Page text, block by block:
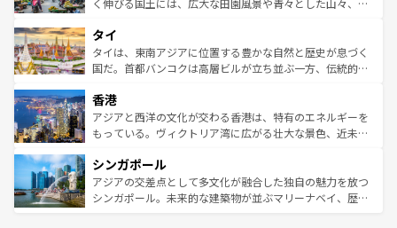
リティに包まれながら、韓国の多彩な魅力を心ゆくまで味
わってみてほしい。 なお、新着の韓国情報はコンテンツ一
覧を参照してほしい。
く伸びる国土には、広大な田園風景や青々とした山々、世
急速な発展と共に伝統が息づく。ハノイの古い町並みやホ
ーチミン市のフランス統治時代の建物も、独特の雰囲気を
醸し出している。また、バラエティの豊かさとおいしさで
とつ。フォーやバインミー、ベトナムコーヒーなどは、ぜ
ひ現地で味わいたい。どの地域を訪れてもあたたかい人々
が旅行者を迎えてくれるので、きっと忘れられない旅にな
参照してほしい。
タイ
タイは、東南アジアに位置する豊かな自然と歴史が息づく
国だ。首都バンコクは高層ビルが立ち並ぶ一方、伝統的な
の活気が交差している。北部ではチェンマイなどの山岳地
帯で自然と触れ合い、南部ではプーケットやクラビの美し
いビーチでリゾート気分を楽しむことができる。タイ料理
激する。気候は一年中温暖で、どの季節にも異なる楽しみ
が待っている。親しみやすいタイの人々、仏教を中心とし
た文化、そして多様な観光資源が、訪れる旅人を魅了し続
香港
アジアと西洋の文化が交わる香港は、特有のエネルギーを
もっている。ヴィクトリア湾に広がる壮大な景色、近未来
み、どこを訪れても感動するはず。観光スポットが密集し
ており、効率よく見どころを回れるのも魅力。息をのむよ
うな絶景から文化的な体験まで、香港を存分に楽しみ尽く
シンガポール
アジアの交差点として多文化が融合した独自の魅力を放つ
シンガポール。未来的な建築物が並ぶマリーナベイ、歴史